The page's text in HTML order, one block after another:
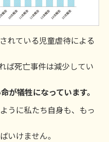
れている児童虐待による
ば死亡事件は減少してい
が犠牲になっています。
うに私たち自身も、もっ
いけません。